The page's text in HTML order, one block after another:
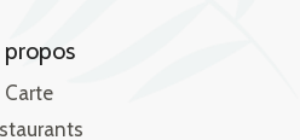
propos
Carte